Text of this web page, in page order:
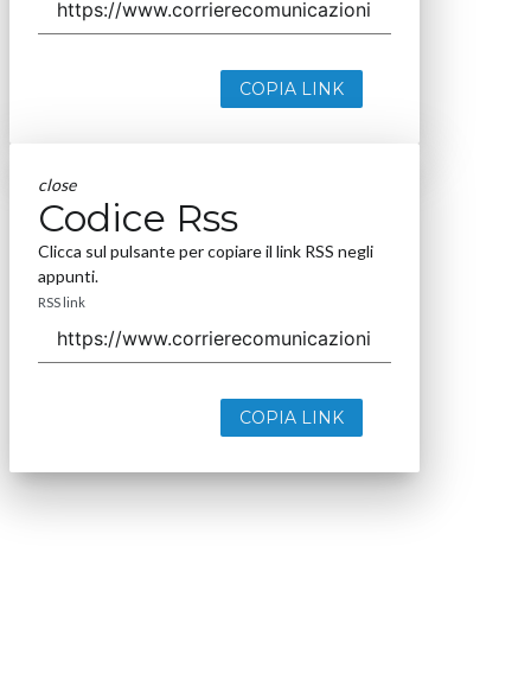
COPIA LINK
close
Codice Rss
Clicca sul pulsante per copiare il link RSS negli
appunti.
RSS link
COPIA LINK